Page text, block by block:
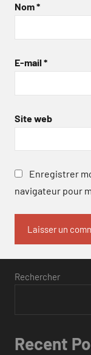
Nom*
E-mail *
Site web
Enregistrer
navigateur pour
Rechercher
Recent